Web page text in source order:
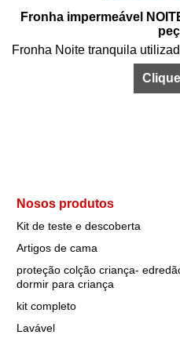
Fronha impermeável
Nosos produtos
Kit de teste e descoberta
Artigos de cama
proteção colção criança-
dormir para criança
kit completo
Lavável